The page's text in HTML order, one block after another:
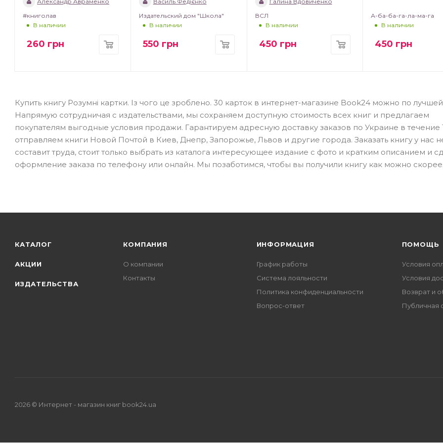
#книголав
В наличии
260 грн
Издательский дом "Школа"
В наличии
550 грн
ВСЛ
В наличии
450 грн
А-ба-ба-га-ла-ма-га
В наличии
450 грн
Купить книгу Розумні картки. Із чого це зроблено. 30 карток в интернет-магазине Book24 можно по
Напрямую сотрудничая с издательствами, мы сохраняем доступную стоимость всех книг и предлагаем
покупателям выгодные условия продажи. Гарантируем адресную доставку заказов по Украине в течение
отправляем книги Новой Почтой в Киев, Днепр, Запорожье, Львов и другие города. Заказать книгу у нас
составит труда, стоит только выбрать из каталога интересующее издание с фото и кратким описанием и
оформление заказа по телефону или онлайн. Мы позаботимся, чтобы вы получили книгу как можно скорее.
КАТАЛОГ
АКЦИИ
ИЗДАТЕЛЬСТВА
КОМПАНИЯ
О компании
Контакты
ИНФОРМАЦИЯ
График работы
Система лояльности
Политика конфиденциальности
Вопрос-ответ
ПОМОЩЬ
Условия
Условия
Возврат и
Публичная
2026 © Интернет - магазин книг book24.ua